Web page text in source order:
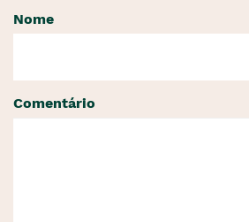
Nome
Comentário